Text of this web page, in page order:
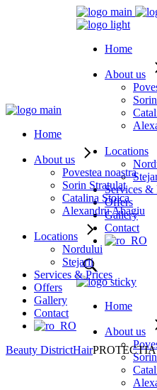
Home
About us
Locations
Services &
Offers
Gallery
Contact
Home
About us
Home
About us
Povestea noastra
Sorin Stratulat
Catalina Stoica
Alexandru Abagiu
Locations
Nordului
Stejarii
Services & Prices
Offers
Gallery
Contact
Beauty DistrictHair